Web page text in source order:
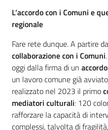
L’accordo con i Comuni e
regionale
Fare rete dunque. A partire
collaborazione con i Comuni
oggi dalla firma di un
un lavoro comune già
realizzato nel 2023 il primo
mediatori culturali: 120
rafforzare la capacità di
complessi, talvolta di